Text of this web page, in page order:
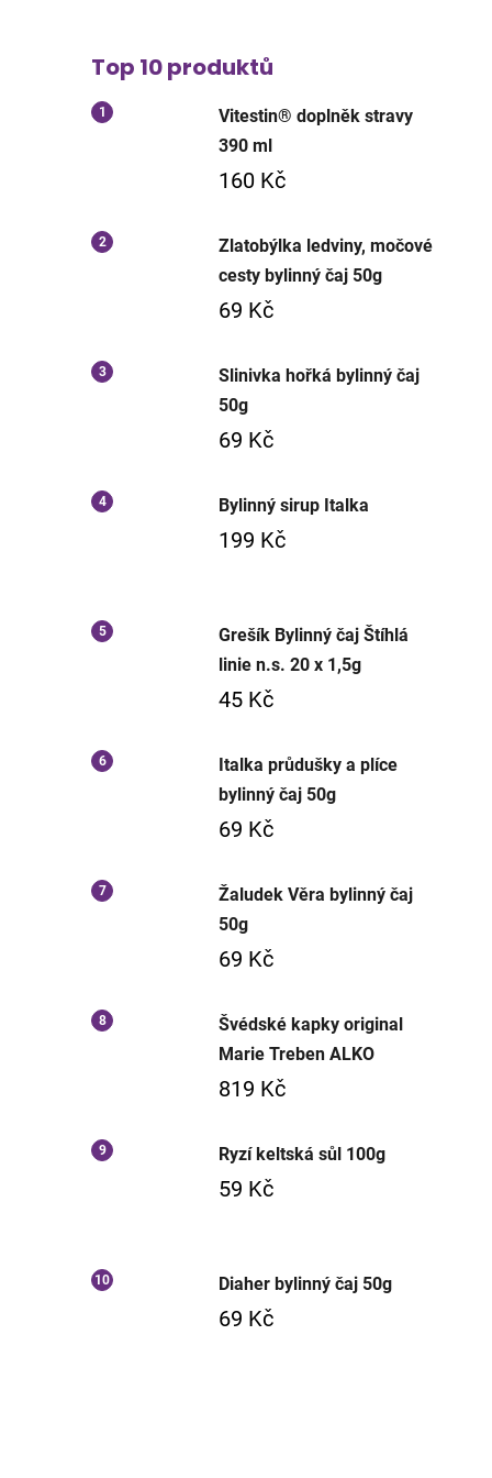
Top 10 produktů
Vitestin® doplněk stravy
390 ml
160 Kč
Zlatobýlka ledviny, močové
cesty bylinný čaj 50g
69 Kč
Slinivka hořká bylinný čaj
50g
69 Kč
Bylinný sirup Italka
199 Kč
Grešík Bylinný čaj Štíhlá
linie n.s. 20 x 1,5g
45 Kč
Italka průdušky a plíce
bylinný čaj 50g
69 Kč
Žaludek Věra bylinný čaj
50g
69 Kč
Švédské kapky original
Marie Treben ALKO
819 Kč
Ryzí keltská sůl 100g
59 Kč
Diaher bylinný čaj 50g
69 Kč